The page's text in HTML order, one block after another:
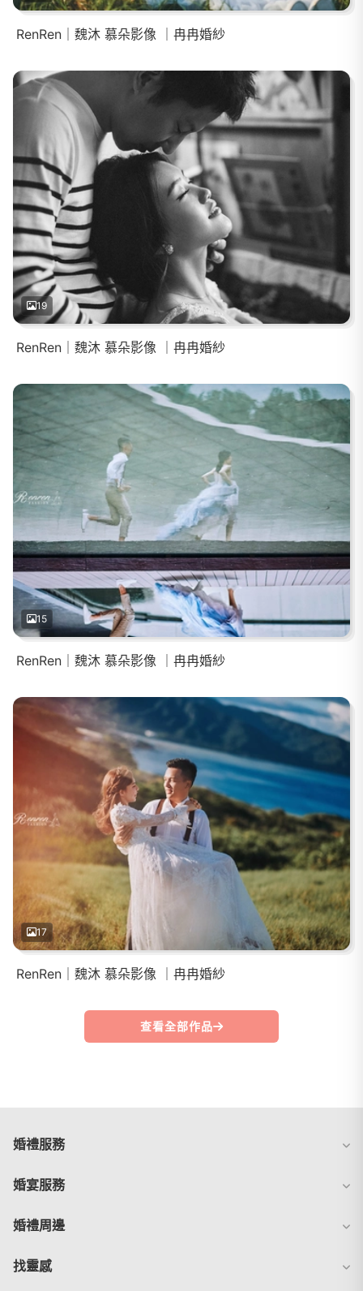
RenRen｜魏沐 慕朵影像 ｜冉冉婚紗
19
RenRen｜魏沐 慕朵影像 ｜冉冉婚紗
15
RenRen｜魏沐 慕朵影像 ｜冉冉婚紗
17
RenRen｜魏沐 慕朵影像 ｜冉冉婚紗
查看全部作品
婚禮服務
婚宴服務
婚禮周邊
找靈感